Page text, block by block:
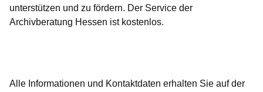
unterstützen und zu fördern. Der Service der
Archivberatung Hessen ist kostenlos.
Alle Informationen und Kontaktdaten erhalten Sie auf der